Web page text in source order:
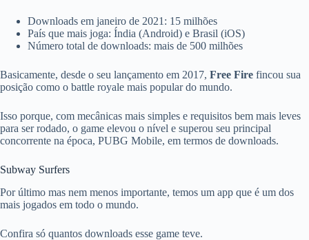
Downloads em janeiro de 2021: 15 milhões
País que mais joga: Índia (Android) e Brasil (iOS)
Número total de downloads: mais de 500 milhões
Basicamente, desde o seu lançamento em 2017, Free Fire fincou sua
posição como o battle royale mais popular do mundo.
Isso porque, com mecânicas mais simples e requisitos bem mais leves
para ser rodado, o game elevou o nível e superou seu principal
concorrente na época, PUBG Mobile, em termos de downloads.
Subway Surfers
Por último mas nem menos importante, temos um app que é um dos
mais jogados em todo o mundo.
Confira só quantos downloads esse game teve.